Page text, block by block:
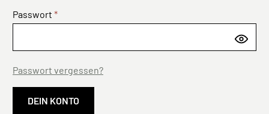
Passwort *
Passwort vergessen?
DEIN KONTO